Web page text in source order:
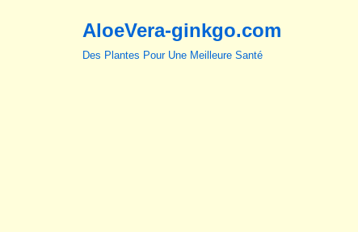
AloeVera-ginkgo.com
Des Plantes Pour Une Meilleure Santé